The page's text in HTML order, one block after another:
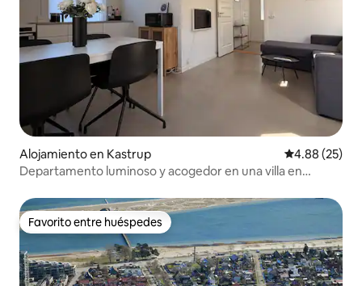
Alojamiento en Kastrup Calificación
4.88 (25)
Departamento luminoso y acogedor en una villa en
Favorito entre huéspedes
Favorito entre huéspedes